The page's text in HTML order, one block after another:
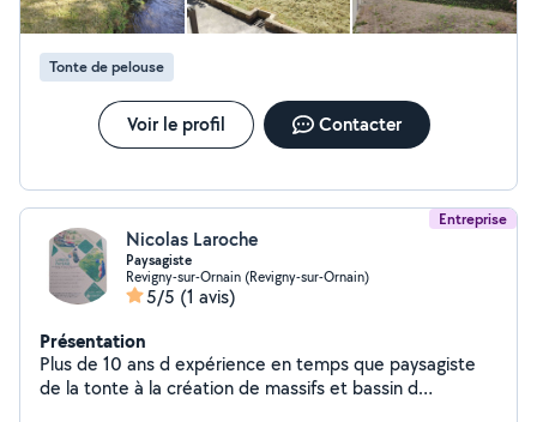
Tonte de pelouse
Voir le profil Contacter
Entreprise
Nicolas Laroche
Paysagiste
Revigny-sur-Ornain (Revigny-sur-Ornain)
5/5 (1 avis)
Présentation
Plus de 10 ans d expérience en temps que paysagiste
de la tonte à la création de massifs et bassin d